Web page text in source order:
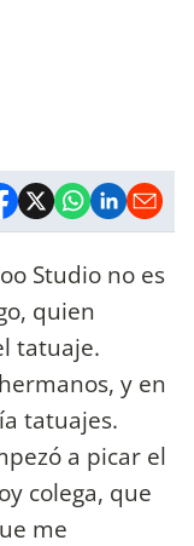
Studio no es
quien
tatuaje.
y en
tatuajes.
a picar el
colega, que
me